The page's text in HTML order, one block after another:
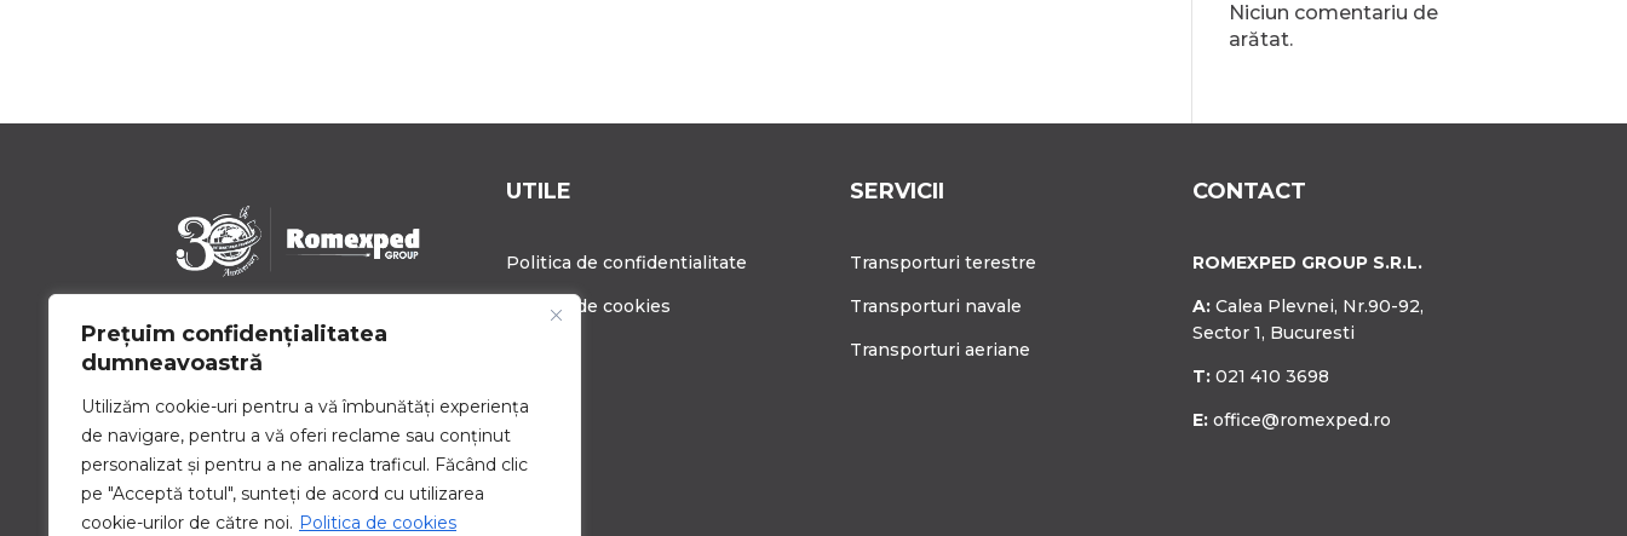
Prețuim confidențialitatea
dumneavoastră
Utilizăm cookie-uri pentru a vă îmbunătăți experiența
de navigare, pentru a vă oferi reclame sau conținut
personalizat și pentru a ne analiza traficul. Făcând clic
pe "Acceptă totul", sunteți de acord cu utilizarea
cookie-urilor de către noi. Politica de cookies
Niciun comentariu de
arătat.
Romexped Group este un
partener de încredere pentru
mărfuri și logistică. Oferim
servicii personalizate pentru a
satisface nevoile unice de
transport ale companiilor de
toate dimensiunile.
UTILE
Politica de confidentialitate
Politica de cookies
Contact
SERVICII
Transporturi terestre
Transporturi navale
Transporturi aeriane
CONTACT
ROMEXPED GROUP S.R.L.
A: Calea Plevnei, Nr.90-92,
Sector 1, Bucuresti
T: 021 410 3698
E: office@romexped.ro